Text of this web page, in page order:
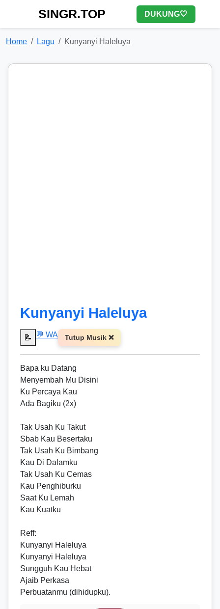
SINGR.TOP DUKUNG🤍
Home Lagu Kunyanyi Haleluya
Kunyanyi Haleluya
📝 💬 WA Tutup Musik ❌
Bapa ku Datang
Menyembah Mu Disini
Ku Percaya Kau
Ada Bagiku (2x)
Tak Usah Ku Takut
Sbab Kau Besertaku
Tak Usah Ku Bimbang
Kau Di Dalamku
Tak Usah Ku Cemas
Kau Penghiburku
Saat Ku Lemah
Kau Kuatku
Reff:
Kunyanyi Haleluya
Kunyanyi Haleluya
Sungguh Kau Hebat
Ajaib Perkasa
Perbuatanmu (dihidupku).